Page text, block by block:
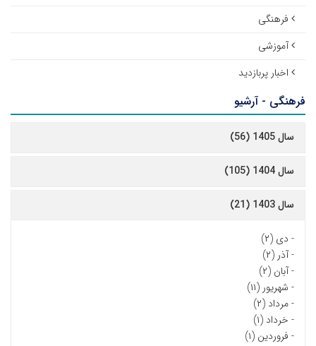
فرهنگی
آموزشی
اخبار پربازدید
فرهنگی - آرشیو
سال 1405 (56)
سال 1404 (105)
سال 1403 (21)
- دی (۲)
-آذر (۲)
-آبان (۲)
- شهریور (۱۱)
-مرداد (۲)
- خرداد (۱)
- فروردین (۱)